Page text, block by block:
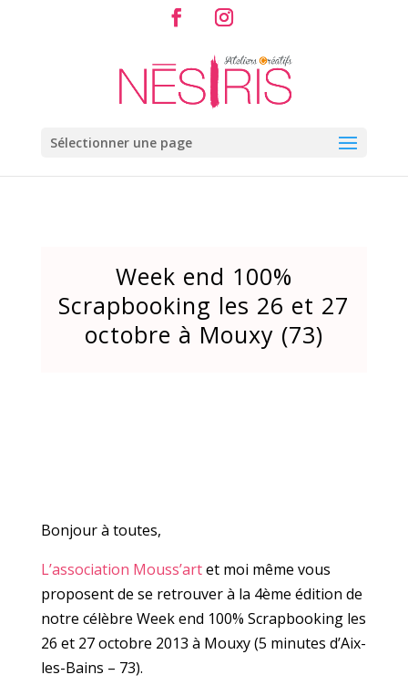
Sélectionner une page
Week end 100%
Scrapbooking les 26 et 27
octobre à Mouxy (73)
Bonjour à toutes,
L’association Mouss’artet moi même vous
proposent de se retrouver à la 4ème édition de
notre célèbre Week end 100% Scrapbooking les
26 et 27 octobre 2013 à Mouxy (5 minutes d’Aix-
les-Bains – 73).